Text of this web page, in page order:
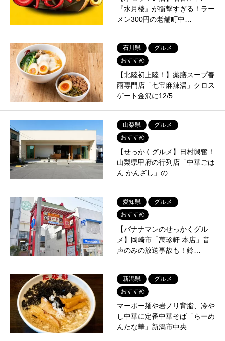
『水月楼』が衝撃すぎる！ラー
メン300円の老舗町中…
石川県
グルメ
おすすめ
【北陸初上陸！】薬膳スープ春
雨専門店「七宝麻辣湯」クロス
ゲート金沢に12/5…
山梨県
グルメ
おすすめ
【せっかくグルメ】日村興奮！
山梨県甲府の行列店「中華ごは
ん かんざし」の…
愛知県
グルメ
おすすめ
【バナナマンのせっかくグル
メ】岡崎市「萬珍軒 本店」音
声のみの放送事故も！鈴…
新潟県
グルメ
おすすめ
マーボー麺や岩ノリ背脂、冷や
し中華に定番中華そば「らーめ
んたな華」新潟市中央…